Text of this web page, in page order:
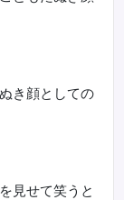
き顔としての
見せて笑うと